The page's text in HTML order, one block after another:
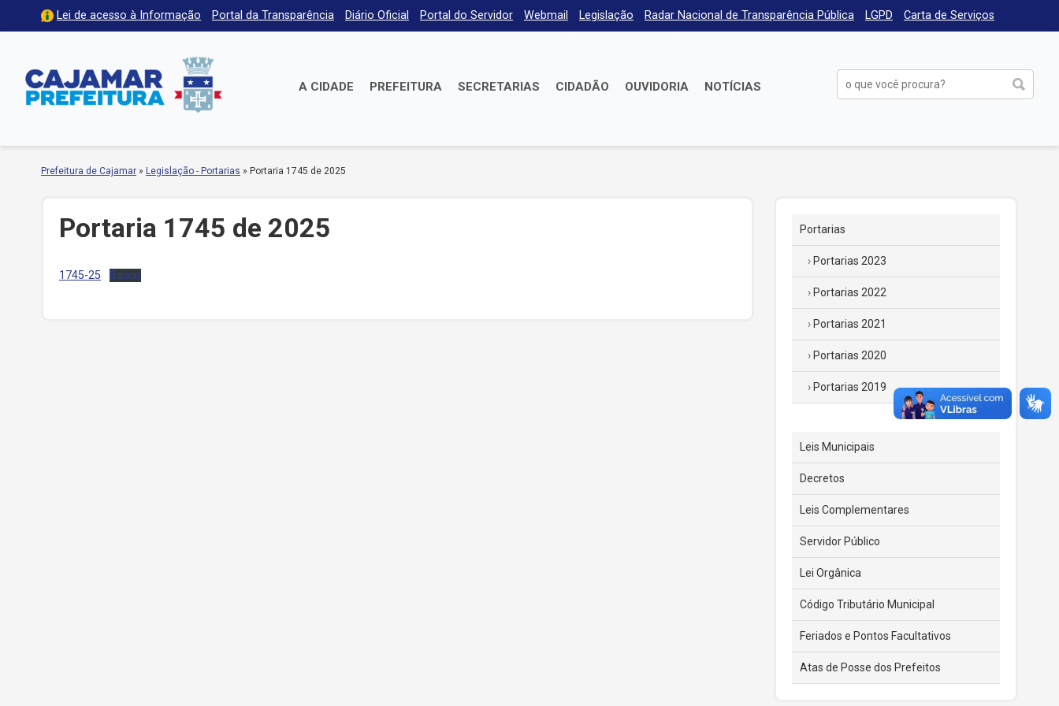
Lei de acesso à Informação Portal da Transparência Diário Oficial Portal do Servidor Webmail Legislação Radar Nacional de Transparência Pública LGPD Carta de Serviços
A CIDADE PREFEITURA SECRETARIAS CIDADÃO OUVIDORIA NOTÍCIAS
Prefeitura de Cajamar » Legislação - Portarias » Portaria 1745 de 2025
Portaria 1745 de 2025
1745-25 Baixar
Portarias
Portarias 2023
Portarias 2022
Portarias 2021
Portarias 2020
Portarias 2019
Leis Municipais
Decretos
Leis Complementares
Servidor Público
Lei Orgânica
Código Tributário Municipal
Feriados e Pontos Facultativos
Atas de Posse dos Prefeitos